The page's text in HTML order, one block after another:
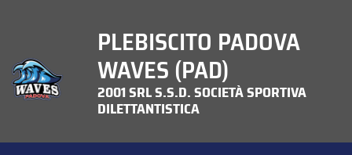
PLEBISCITO PADOVA
WAVES (PAD)
2001 SRL S.S.D. SOCIETÀ SPORTIVA
DILETTANTISTICA